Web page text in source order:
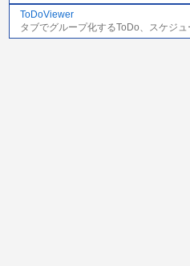
ToDoViewer
タブでグループ化するToDo、スケジ